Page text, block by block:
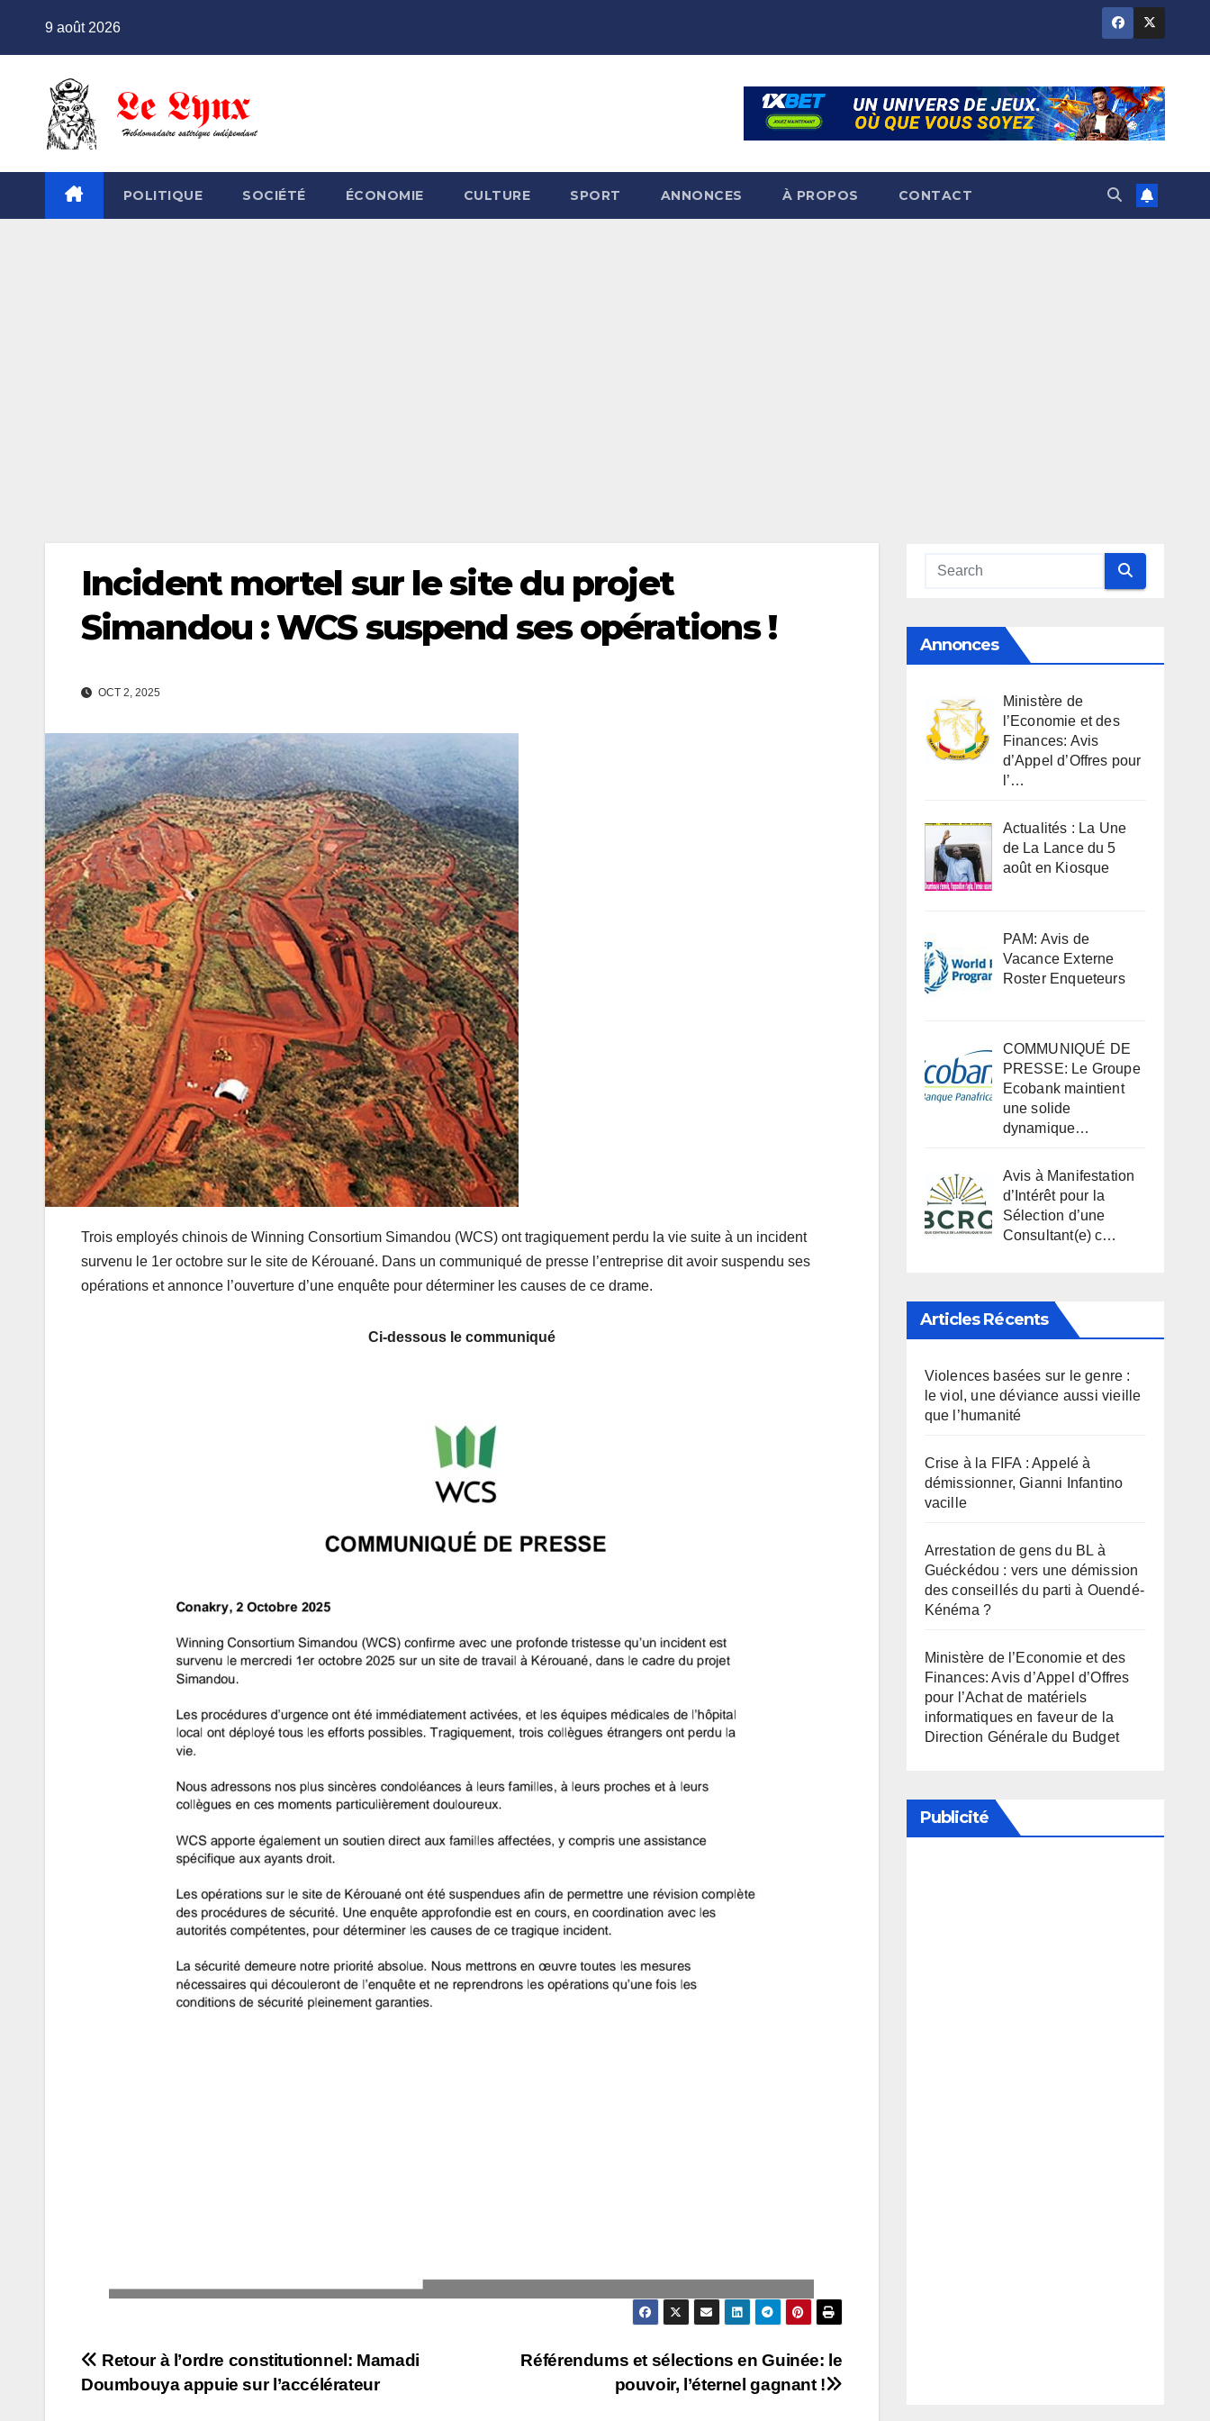
9 août 2026
POLITIQUE SOCIÉTÉ ÉCONOMIE CULTURE SPORT ANNONCES À PROPOS CONTACT
Incident mortel sur le site du projet
Simandou : WCS suspend ses opérations !
OCT 2, 2025
Trois employés chinois de Winning Consortium Simandou (WCS) ont tragiquement perdu la vie suite à un incident
survenu le 1er octobre sur le site de Kérouané. Dans un communiqué de presse l’entreprise dit avoir suspendu ses
opérations et annonce l’ouverture d’une enquête pour déterminer les causes de ce drame.
Ci-dessous le communiqué
Navigation
Référendums et sélections en Guinée: le
pouvoir, l’éternel gagnant !
Retour à l’ordre constitutionnel: Mamadi
Doumbouya appuie sur l’accélérateur
Annonces
Ministère de
l’Economie et des
Finances: Avis
d’Appel d’Offres pour
l’…
Actualités : La Une
de La Lance du 5
août en Kiosque
PAM: Avis de
Vacance Externe
Roster Enqueteurs
COMMUNIQUÉ DE
PRESSE: Le Groupe
Ecobank maintient
une solide
dynamique…
Avis à Manifestation
d’Intérêt pour la
Sélection d’une
Consultant(e) c…
Articles Récents
Violences basées sur le genre :
le viol, une déviance aussi vieille
que l’humanité
Crise à la FIFA : Appelé à
démissionner, Gianni Infantino
vacille
Arrestation de gens du BL à
Guéckédou : vers une démission
des conseillés du parti à Ouendé-
Kénéma ?
Ministère de l’Economie et des
Finances: Avis d’Appel d’Offres
pour l’Achat de matériels
informatiques en faveur de la
Direction Générale du Budget
Publicité